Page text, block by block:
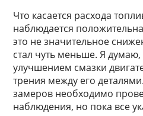
Что касается расхода
наблюдается
это не значительное
стал чуть меньше. Я думаю,
улучшением смазки
трения между его
замеров необходимо
наблюдения, но пока все